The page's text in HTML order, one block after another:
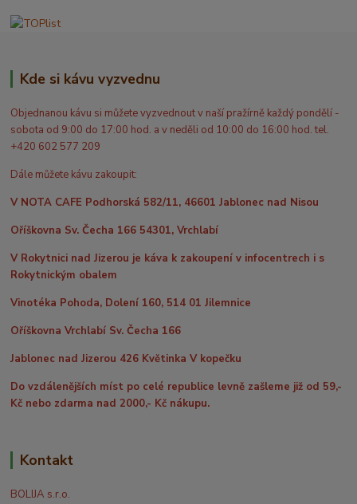
Kde si kávu vyzvednu
Objednanou kávu si můžete vyzvednout v naší pražírně každý pondělí -
sobota od 9:00 do 17:00 hod. a v neděli od 10:00 do 16:00 hod. tel.
+420 602 577 209
Dále můžete kávu zakoupit:
V NOTA CAFE Podhorská 582/11, 46601 Jablonec nad Nisou
Oříškovna Sv. Čecha 166 54301, Vrchlabí
V Rokytnici nad Jizerou je káva k zakoupení v infocentrech i s
Rokytnickým obalem
Vinotéka Pohoda, Dolení 160, 514 01 Jilemnice
Oříškovna Vrchlabí Sv. Čecha 166
Jablonec nad Jizerou 426 Květinka V kopečku
Do vzdálenějších míst po celé republice levně zašleme již od 59,-
Kč nebo zdarma nad 2000,- Kč nákupu.
Kontakt
BOLIJA s.r.o.